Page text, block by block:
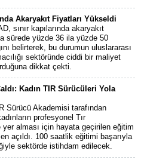
Akaryakıt Fiyatları Yükseldi
sınır kapılarında akaryakıt
sürede yüzde 36 ila yüzde 50
belirterek, bu durumun uluslararası
sektöründe ciddi bir maliyet
dikkat çekti.
Kadın TIR Sürücüleri Yola
Sürücü Akademisi tarafından
profesyonel Tır
yer alması için hayata geçirilen eğitim
açıldı. 100 saatlik eğitimi başarıyla
sektörde istihdam edilecek.